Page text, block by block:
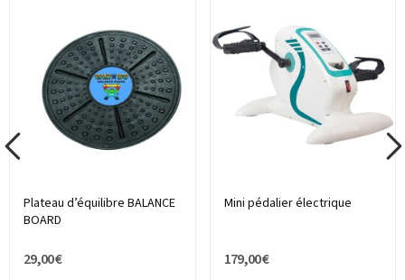
Plateau d’équilibre BALANCE
BOARD
29,00 €
Mini pédalier électrique
179,00 €